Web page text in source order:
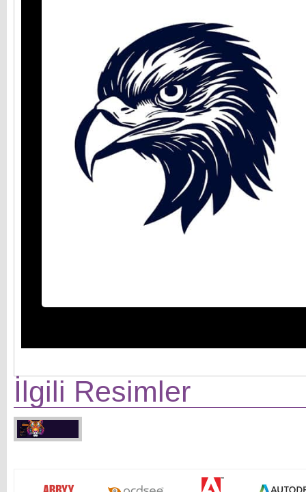
İlgili Resimler